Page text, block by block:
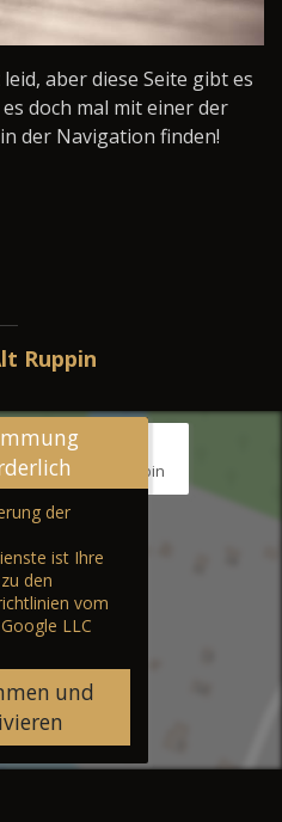
aber diese Seite gibt es
doch mal mit einer der
der Navigation finden!
Ruppin
OT Alt Ruppin
der
ist Ihre
den
vom
LLC
und